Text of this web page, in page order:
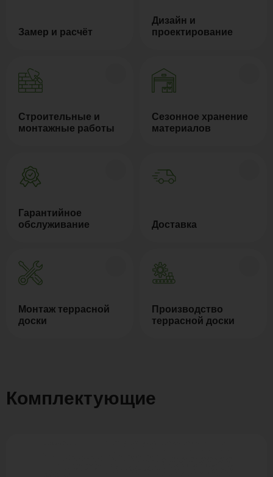
Замер и расчёт
Дизайн и
проектирование
Строительные и
монтажные работы
Сезонное хранение
материалов
Гарантийное
обслуживание
Доставка
Монтаж террасной
доски
Производство
террасной доски
Комплектующие